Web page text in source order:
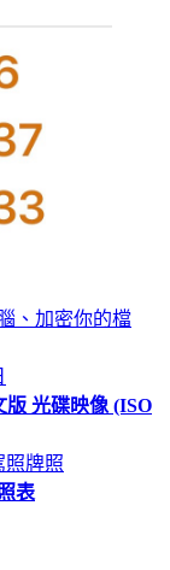
、加密你的檔
版 光碟映像 (ISO
照牌照
表